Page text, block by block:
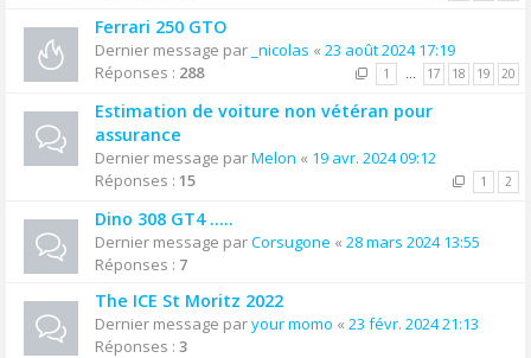
Ferrari 250 GTO
Dernier message par _nicolas « 23 août 2024 17:19
Réponses : 288 1 … 17 18 19 20
Estimation de voiture non vétéran pour
assurance
Dernier message parMelon « 19 avr. 2024 09:12
Réponses : 15 1 2
Dino 308 GT4 .....
Dernier message parCorsugone « 28 mars 2024 13:55
Réponses : 7
The ICE St Moritz 2022
Dernier message paryour momo « 23 févr. 2024 21:13
Réponses : 3